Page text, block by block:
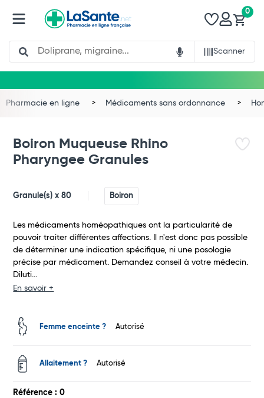
Search
Scanner
0
Pharmacie en ligne Médicaments sans ordonnance
Boiron Muqueuse Rhino
Pharyngee Granules
Granule(s) x 80 Boiron
Les médicaments homéopathiques ont la particularité de
pouvoir traiter différentes affections. Il n'est donc pas possible
de déterminer une indication spécifique, ni une posologie
précise par médicament. Demandez conseil à votre médecin.
Diluti...
En savoir +
Femme enceinte ? Autorisé
Allaitement ? Autorisé
Référence : 0